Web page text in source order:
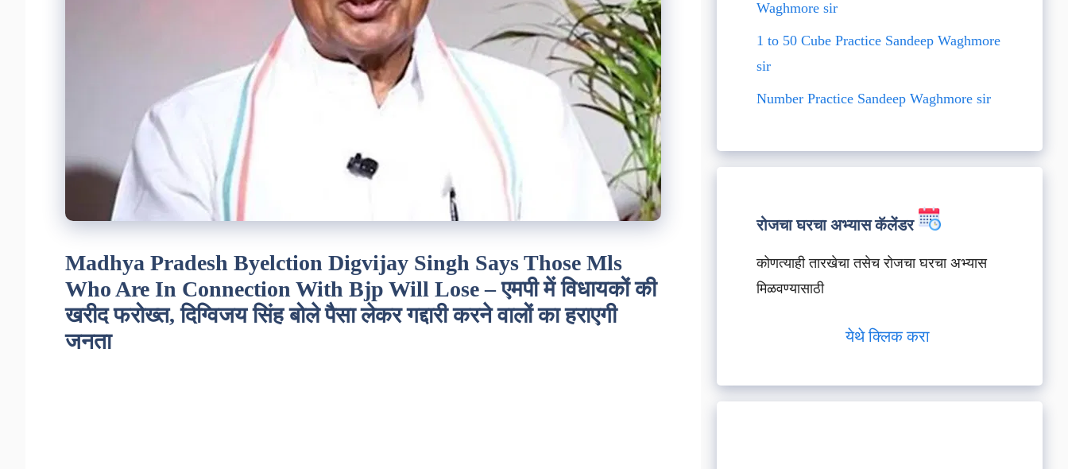
Madhya Pradesh Byelction Digvijay Singh Says Those Mls
Who Are In Connection With Bjp Will Lose – एमपी में विधायकों की
खरीद फरोख्त, दिग्विजय सिंह बोले पैसा लेकर गद्दारी करने वालों का हराएगी
जनता
Waghmore sir
1 to 50 Cube Practice Sandeep Waghmore
sir
Number Practice Sandeep Waghmore sir
रोजचा घरचा अभ्यास कॅलेंडर
कोणत्याही तारखेचा तसेच रोजचा घरचा अभ्यास
मिळवण्यासाठी
येथे क्लिक करा